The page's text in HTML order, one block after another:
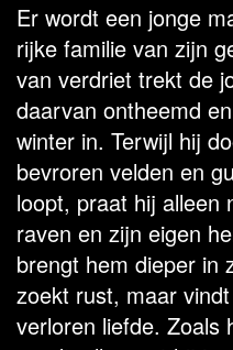
Er wordt een jonge
rijke familie van zijn
van verdriet trekt de
daarvan ontheemd
winter in. Terwijl hij
bevroren velden en
loopt, praat hij alleen
raven en zijn eigen
brengt hem dieper in
zoekt rust, maar
verloren liefde. Zoals